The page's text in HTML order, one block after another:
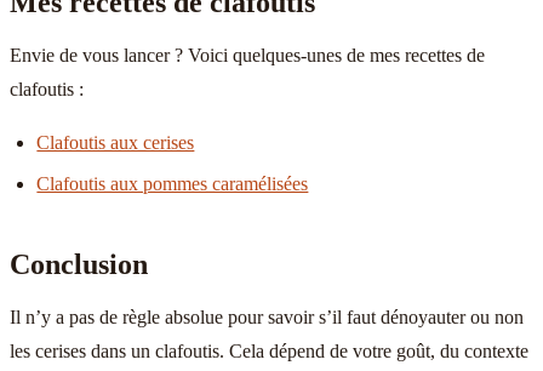
Envie de vous lancer ? Voici quelques-unes de mes recettes de
clafoutis :
Clafoutis aux cerises
Clafoutis aux pommes caramélisées
Conclusion
Il n’y a pas de règle absolue pour savoir s’il faut dénoyauter ou non
les cerises dans un clafoutis. Cela dépend de votre goût, du contexte